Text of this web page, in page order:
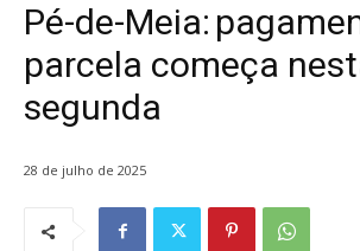
Pé-de-Meia:
parcela começa
segunda
28 de julho de 2025